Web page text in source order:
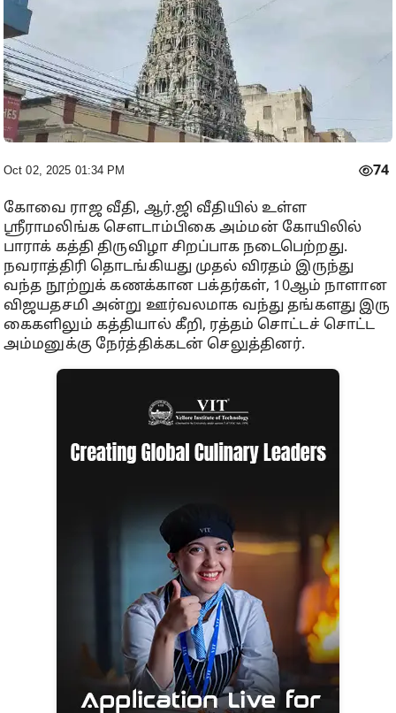
Oct 02, 2025 01:34 PM 74
கோவை ராஜ வீதி, ஆர்.ஜி வீதியில் உள்ள
ஸ்ரீராமலிங்க செளடாம்பிகை அம்மன் கோயிலில்
பாராக் கத்தி திருவிழா சிறப்பாக நடைபெற்றது.
நவராத்திரி தொடங்கியது முதல் விரதம் இருந்து
வந்த நூற்றுக் கணக்கான பக்தர்கள், 10ஆம் நாளான
விஜயதசமி அன்று ஊர்வலமாக வந்து தங்களது இரு
கைகளிலும் கத்தியால் கீறி, ரத்தம் சொட்டச் சொட்ட
அம்மனுக்கு நேர்த்திக்கடன் செலுத்தினர்.